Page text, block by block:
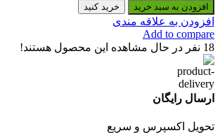
افزودن به سبد خرید خرید کنید
افزودن به علاقه مندی
Add to compare
18 نفر در حال مشاهده این محصول هستند!
ارسال رایگان
تحویل اکسپرس و سریع